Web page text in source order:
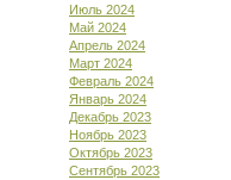
Июль 2024
Май 2024
Апрель 2024
Март 2024
Февраль 2024
Январь 2024
Декабрь 2023
Ноябрь 2023
Октябрь 2023
Сентябрь 2023